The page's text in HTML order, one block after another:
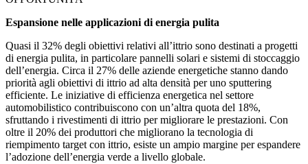
Espansione nelle applicazioni di energia pulita
Quasi il 32% degli obiettivi relativi all’ittrio sono destinati a progetti
di energia pulita, in particolare pannelli solari e sistemi di stoccaggio
dell’energia. Circa il 27% delle aziende energetiche stanno dando
priorità agli obiettivi di ittrio ad alta densità per uno sputtering
efficiente. Le iniziative di efficienza energetica nel settore
automobilistico contribuiscono con un’altra quota del 18%,
sfruttando i rivestimenti di ittrio per migliorare le prestazioni. Con
oltre il 20% dei produttori che migliorano la tecnologia di
riempimento target con ittrio, esiste un ampio margine per espandere
l’adozione dell’energia verde a livello globale.